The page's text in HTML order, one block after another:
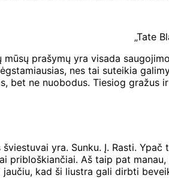
„Tate
mūsų prašymų yra visada
nes tai suteikia
bet ne nuobodus. Tiesiog gražus
yra. Sunku. Į. Rasti.
pribloškiančiai. Aš taip pat
kad ši liustra gali dirbti